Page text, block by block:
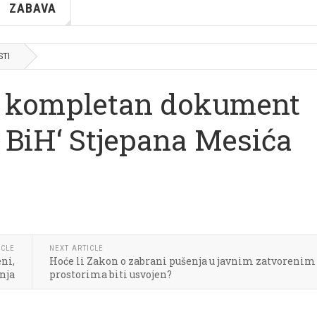
ZABAVA
kompletan dokument
Stjepana Mesića
NEXT ARTICLE
Hoće li Zakon o zabrani pušenja u javnim zatvorenim
prostorima biti usvojen?